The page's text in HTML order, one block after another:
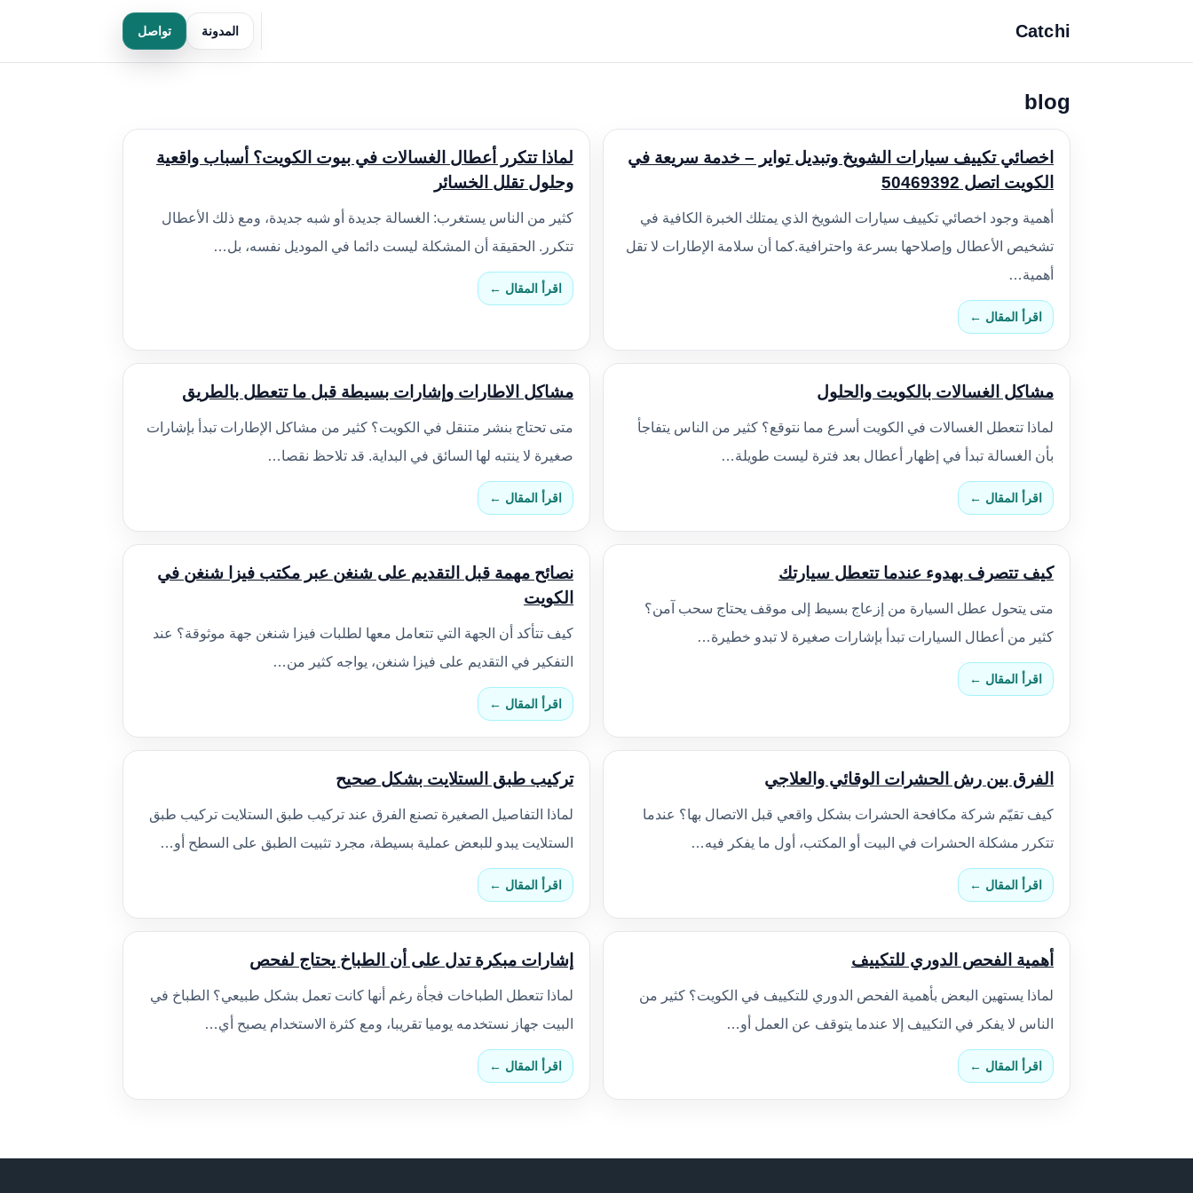
Catchi المدونة تواصل
blog
اخصائي تكييف سيارات الشويخ وتبديل تواير – خدمة سريعة في
الكويت اتصل 50469392
أهمية وجود اخصائي تكييف سيارات الشويخ الذي يمتلك الخبرة الكافية في
تشخيص الأعطال وإصلاحها بسرعة واحترافية.كما أن سلامة الإطارات لا تقل
أهمية…
اقرأ المقال ←
لماذا تتكرر أعطال الغسالات في بيوت الكويت؟ أسباب واقعية
وحلول تقلل الخسائر
كثير من الناس يستغرب: الغسالة جديدة أو شبه جديدة، ومع ذلك الأعطال
تتكرر. الحقيقة أن المشكلة ليست دائما في الموديل نفسه، بل…
اقرأ المقال ←
مشاكل الغسالات بالكويت والحلول
لماذا تتعطل الغسالات في الكويت أسرع مما نتوقع؟ كثير من الناس يتفاجأ
بأن الغسالة تبدأ في إظهار أعطال بعد فترة ليست طويلة…
اقرأ المقال ←
مشاكل الاطارات وإشارات بسيطة قبل ما تتعطل بالطريق
متى تحتاج بنشر متنقل في الكويت؟ كثير من مشاكل الإطارات تبدأ بإشارات
صغيرة لا ينتبه لها السائق في البداية. قد تلاحظ نقصا…
اقرأ المقال ←
كيف تتصرف بهدوء عندما تتعطل سيارتك
متى يتحول عطل السيارة من إزعاج بسيط إلى موقف يحتاج سحب آمن؟
كثير من أعطال السيارات تبدأ بإشارات صغيرة لا تبدو خطيرة…
اقرأ المقال ←
نصائح مهمة قبل التقديم على شنغن عبر مكتب فيزا شنغن في
الكويت
كيف تتأكد أن الجهة التي تتعامل معها لطلبات فيزا شنغن جهة موثوقة؟ عند
التفكير في التقديم على فيزا شنغن، يواجه كثير من…
اقرأ المقال ←
الفرق بين رش الحشرات الوقائي والعلاجي
كيف تقيّم شركة مكافحة الحشرات بشكل واقعي قبل الاتصال بها؟ عندما
تتكرر مشكلة الحشرات في البيت أو المكتب، أول ما يفكر فيه…
اقرأ المقال ←
تركيب طبق الستلايت بشكل صحيح
لماذا التفاصيل الصغيرة تصنع الفرق عند تركيب طبق الستلايت تركيب طبق
الستلايت يبدو للبعض عملية بسيطة، مجرد تثبيت الطبق على السطح أو…
اقرأ المقال ←
أهمية الفحص الدوري للتكييف
لماذا يستهين البعض بأهمية الفحص الدوري للتكييف في الكويت؟ كثير من
الناس لا يفكر في التكييف إلا عندما يتوقف عن العمل أو…
اقرأ المقال ←
إشارات مبكرة تدل على أن الطباخ يحتاج لفحص
لماذا تتعطل الطباخات فجأة رغم أنها كانت تعمل بشكل طبيعي؟ الطباخ في
البيت جهاز نستخدمه يوميا تقريبا، ومع كثرة الاستخدام يصبح أي…
اقرأ المقال ←